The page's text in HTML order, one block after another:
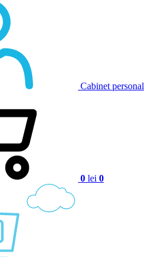
Cabinet personal
0 lei 0